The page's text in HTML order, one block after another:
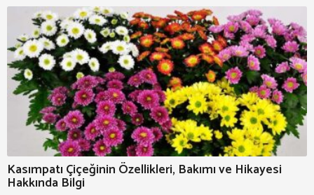
Kasımpatı Çiçeğinin Özellikleri, Bakımı ve Hikayesi
Hakkında Bilgi